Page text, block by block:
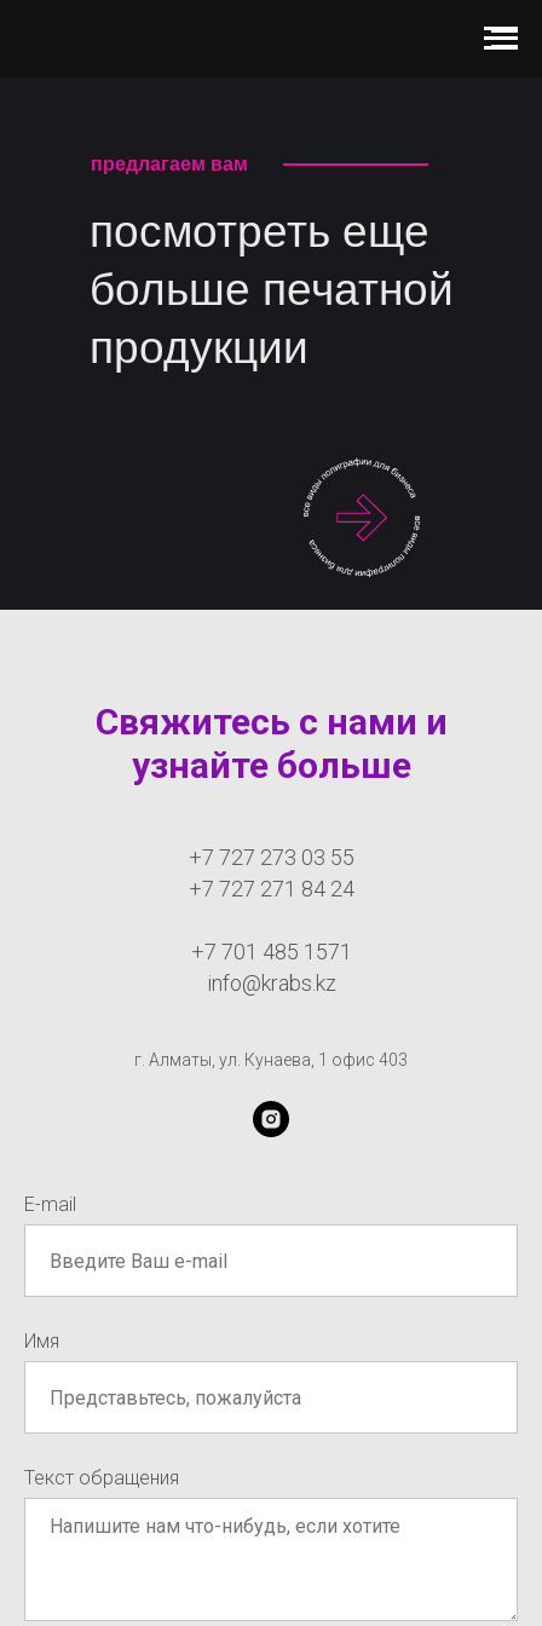
посмотреть еще
больше печатной
продукции
предлагаем вам
Свяжитесь с нами и
узнайте больше
+7 727 273 03 55
+7 727 271 84 24
+7 701 485 1571
info@krabs.kz
г. Алматы, ул. Кунаева, 1 офис 403
E-mail
Имя
Текст обращения